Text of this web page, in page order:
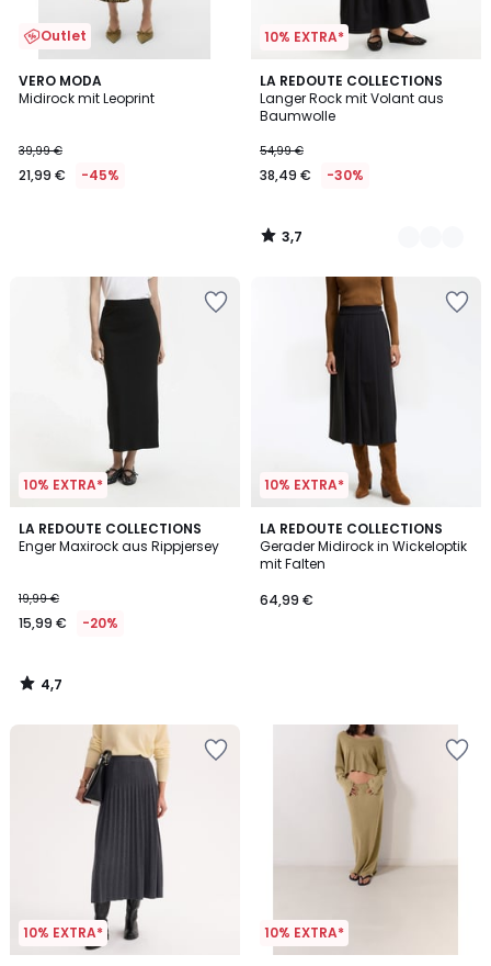
Outlet
VERO MODA
Midirock mit Leoprint
39,99 €
21,99 € -45%
10% EXTRA*
LA REDOUTE COLLECTIONS
Langer Rock mit Volant aus
Baumwolle
54,99 €
38,49 € -30%
3,7
/ 5
2
Farben
3,7
/
10% EXTRA*
LA REDOUTE COLLECTIONS
Enger Maxirock aus Rippjersey
19,99 €
15,99 € -20%
4,7
/ 5
4,7
/
10% EXTRA*
LA REDOUTE COLLECTIONS
Gerader Midirock in Wickeloptik
mit Falten
64,99 €
10% EXTRA* 10% EXTRA*